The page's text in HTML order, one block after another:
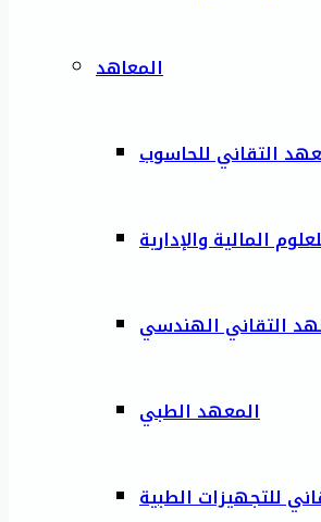
المعاهد
التقاني للحاسوب
المالية والإدارية
التقاني الهندسي
المعهد الطبي
للتجهيزات الطبية